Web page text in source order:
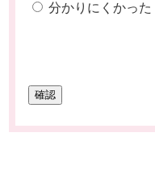
分かりにくかった